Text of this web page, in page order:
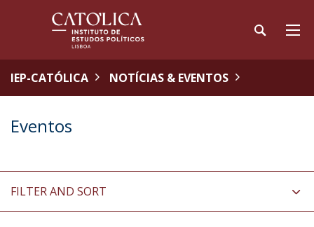
IEP-CATÓLICA NOTÍCIAS & EVENTOS
Eventos
FILTER AND SORT